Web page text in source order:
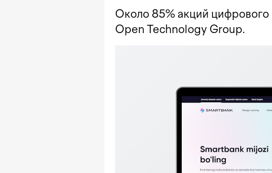
Около 85% акций
Open Technology Group.